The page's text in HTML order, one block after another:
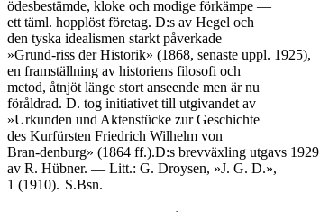
ödesbestämde, kloke och modige förkämpe —
ett täml. hopplöst företag. D:s av Hegel och
den tyska idealismen starkt påverkade
»Grund-riss der Historik» (1868, senaste uppl. 1925),
en framställning av historiens filosofi och
metod, åtnjöt länge stort anseende men är nu
föråldrad. D. tog initiativet till utgivandet av
»Urkunden und Aktenstücke zur Geschichte
des Kurfürsten Friedrich Wilhelm von
Bran-denburg» (1864 ff.).D:s brevväxling utgavs 1929
av R. Hübner. — Litt.: G. Droysen, »J. G. D.»,
1 (1910).	S.Bsn.